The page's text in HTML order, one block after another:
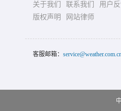
关于我们 联系我们
用户
版权声明
网站律师
客服邮箱：